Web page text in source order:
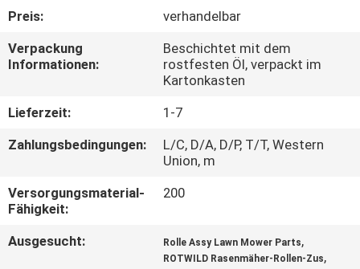
TRETEN
SIE
UNS
IN
NACHRICHTEN
Preis:
verhandelbar
Verpackung
Informationen:
Beschichtet mit dem
rostfesten Öl, verpackt im
Kartonkasten
Lieferzeit:
1-7
Zahlungsbedingungen:
L/C, D/A, D/P, T/T, Western
Union, m
Versorgungsmaterial-
Fähigkeit:
200
Ausgesucht: Rolle Assy Lawn Mower Parts,
ROTWILD Rasenmäher-Rollen-Zus,